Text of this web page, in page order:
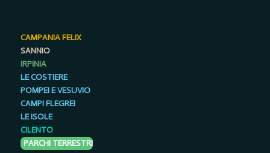
CAMPANIA FELIX
SANNIO
IRPINIA
LE COSTIERE
POMPEI E VESUVIO
CAMPI FLEGREI
LE ISOLE
CILENTO
PARCHI TERRESTRI